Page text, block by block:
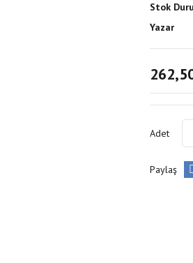
Stok
Yazar
Adet
Paylaş